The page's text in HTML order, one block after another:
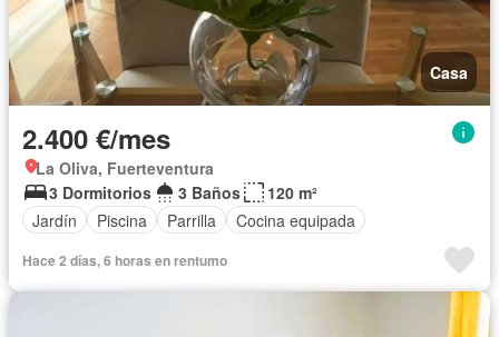
Casa
2.400 €/mes
La Oliva, Fuerteventura
3 Dormitorios
3 Baños
120 m²
Jardín
Piscina Parrilla Cocina equipada
Hace 2 días, 6 horas en rentumo